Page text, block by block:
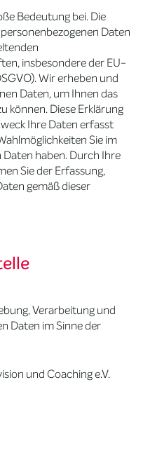
Bedeutung bei. Die
Daten
insbesondere der EU-
Wir erheben und
Daten, um Ihnen das
können. Diese Erklärung
Ihre Daten erfasst
Sie im
haben. Durch Ihre
Sie der Erfassung,
gemäß dieser
Verarbeitung und
Daten im Sinne der
und Coaching e.V.